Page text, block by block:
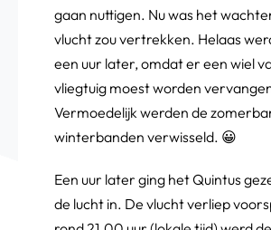
gaan nuttigen. Nu was het
vlucht zou vertrekken. Helaas
een uur later, omdat er een wiel
vliegtuig moest worden
Vermoedelijk werden de
winterbanden verwisseld. 😀
Een uur later ging het Quintus
de lucht in. De vlucht verliep